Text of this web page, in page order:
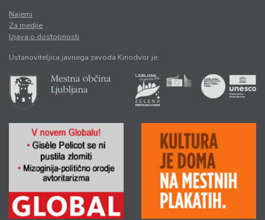
Najemi
Za medije
Izjava o dostopnosti
Ustanoviteljica javnega zavoda Kinodvor je: